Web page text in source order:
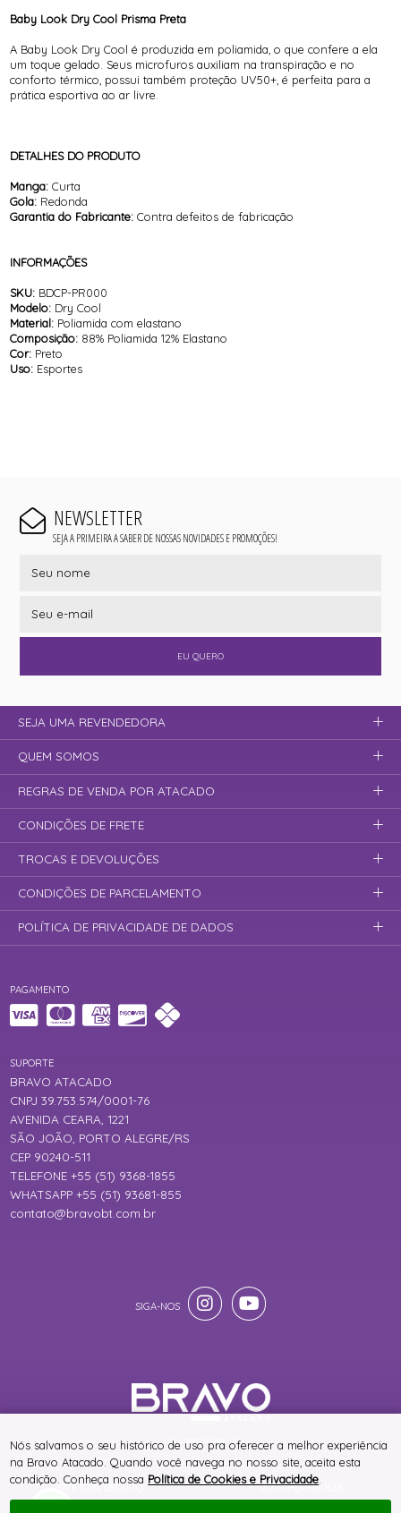
Baby Look Dry Cool Prisma Preta
A Baby Look Dry Cool é produzida em poliamida, o que confere a ela
um toque gelado. Seus microfuros auxiliam na transpiração e no
conforto térmico, possui também proteção UV50+, é perfeita para a
prática esportiva ao ar livre.
DETALHES DO PRODUTO
Manga:Curta
Gola: Redonda
Garantia do Fabricante:Contra defeitos de fabricação
INFORMAÇÕES
SKU: BDCP-PR000
Modelo: Dry Cool
Material: Poliamida com elastano
Composição: 88% Poliamida 12% Elastano
Cor: Preto
Uso: Esportes
NEWSLETTER
SEJA A PRIMEIRA A SABER DE NOSSAS NOVIDADES E PROMOÇÕES!
EU QUERO
PAGAMENTO
SITE 100% SEGURO PLATAFORMA B2B
SUPORTE
BRAVO ATACADO
CNPJ 39.753.574/0001-76
AVENIDA CEARA, 1221
SÃO JOÃO, PORTO ALEGRE/RS
CEP 90240-511
TELEFONE +55 (51) 9368-1855
WHATSAPP +55 (51) 93681-855
contato@bravobt.com.br
SEJA UMA REVENDEDORA
QUEM SOMOS
REGRAS DE VENDA POR ATACADO
CONDIÇÕES DE FRETE
TROCAS E DEVOLUÇÕES
CONDIÇÕES DE PARCELAMENTO
POLÍTICA DE PRIVACIDADE DE DADOS
® TODOS DIREITOS RESERVADOS
Nós salvamos o seu histórico de uso pra oferecer a melhor experiência
na Bravo Atacado. Quando você navega no nosso site, aceita esta
condição. Conheça nossa Política de Cookies e Privacidade